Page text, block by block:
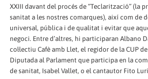
XXIII davant del procés de “Teclarització” (la
sanitat a les nostres comarques), així com de
universal, pública i de qualitat i evitar que
negoci. Entre d’altres, hi participaran Albano
col·lectiu Cafè amb Llet, el regidor de la CUP
Diputada al Parlament que participa en la
de sanitat, Isabel Vallet, o el cantautor Fito